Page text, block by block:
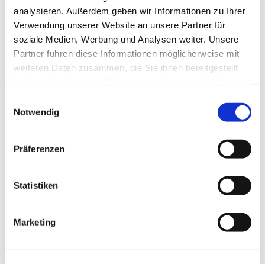
analysieren. Außerdem geben wir Informationen zu Ihrer
Verwendung unserer Website an unsere Partner für
soziale Medien, Werbung und Analysen weiter. Unsere
Partner führen diese Informationen möglicherweise mit
weiteren Daten zusammen, die Sie ihnen bereitgestellt
Notwendig
Präferenzen
Statistiken
Marketing